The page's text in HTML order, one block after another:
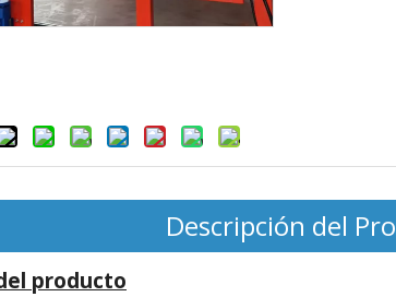
presión de
Descripción del
producto